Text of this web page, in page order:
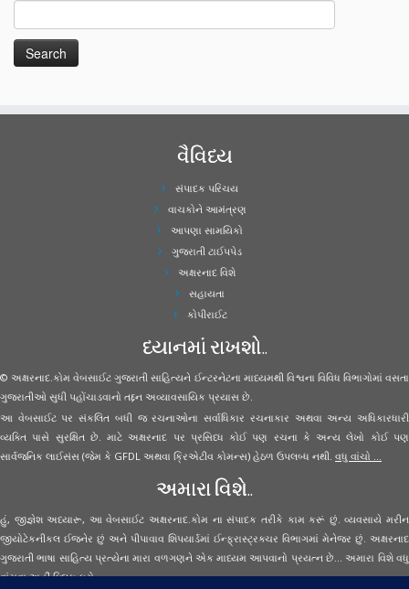
વૈવિધ્ય
સંપાદક પરિચય
વાચકોને આમંત્રણ
આપણા સામયિકો
ગુજરાતી ટાઈપપેડ
અક્ષરનાદ વિશે
સહાયતા
કોપીરાઈટ
ધ્યાનમાં રાખશો..
© અક્ષરનાદ.કોમ વેબસાઈટ ગુજરાતી સાહિત્યને ઈન્ટરનેટના માધ્યમથી વિશ્વના વિવિધ વિભાગોમાં વસતા
ગુજરાતીઓ સુધી પહોંચાડવાનો તદ્દન અવ્યાવસાયિક પ્રયાસ છે.
આ વેબસાઈટ પર સંકલિત બધી જ રચનાઓના સર્વાધિકાર રચનાકાર અથવા અન્ય અધિકારધારી
વ્યક્તિ પાસે સુરક્ષિત છે. માટે અક્ષરનાદ પર પ્રસિધ્ધ કોઈ પણ રચના કે અન્ય લેખો કોઈ પણ
સાર્વજનિક લાઈસંસ (જેમ કે GFDL અથવા ક્રિએટીવ કોમન્સ) હેઠળ ઉપલબ્ધ નથી. વધુ વાંચો ...
અમારા વિશે..
હું, જીજ્ઞેશ અધ્યારૂ, આ વેબસાઈટ અક્ષરનાદ.કોમ ના સંપાદક તરીકે કામ કરૂં છું. વ્યવસાયે મરીન
જીયોટેકનીકલ ઈજનેર છું અને પીપાવાવ શિપયાર્ડમાં ઈન્ફ્રાસ્ટ્રક્ચર વિભાગમાં મેનેજર છું. અક્ષરનાદ
ગુજરાતી ભાષા સાહિત્ય પ્રત્યેના મારા વળગણને એક માધ્યમ આપવાનો પ્રયત્ન છે... અમારા વિશે વધુ
વાંચવાઅહીં ક્લિક કરો...